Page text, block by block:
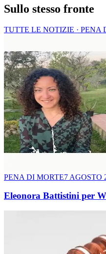
Sullo stesso fronte
TUTTE LE NOTIZIE · PENA
PENA DI MORTE7 AGOSTO
Eleonora Battistini per